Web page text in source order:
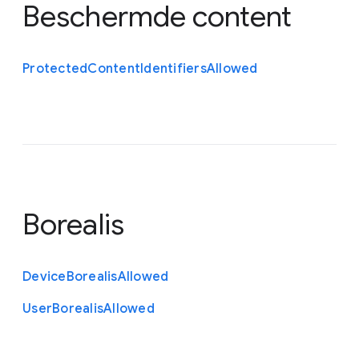
Beschermde content
ProtectedContentIdentifiersAllowed
Borealis
DeviceBorealisAllowed
UserBorealisAllowed